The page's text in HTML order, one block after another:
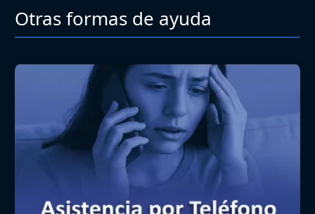
Otras formas de ayuda